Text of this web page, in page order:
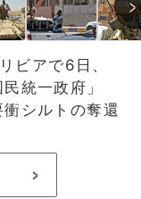
ビアで6日、
統一政府」
シルトの奪還
>